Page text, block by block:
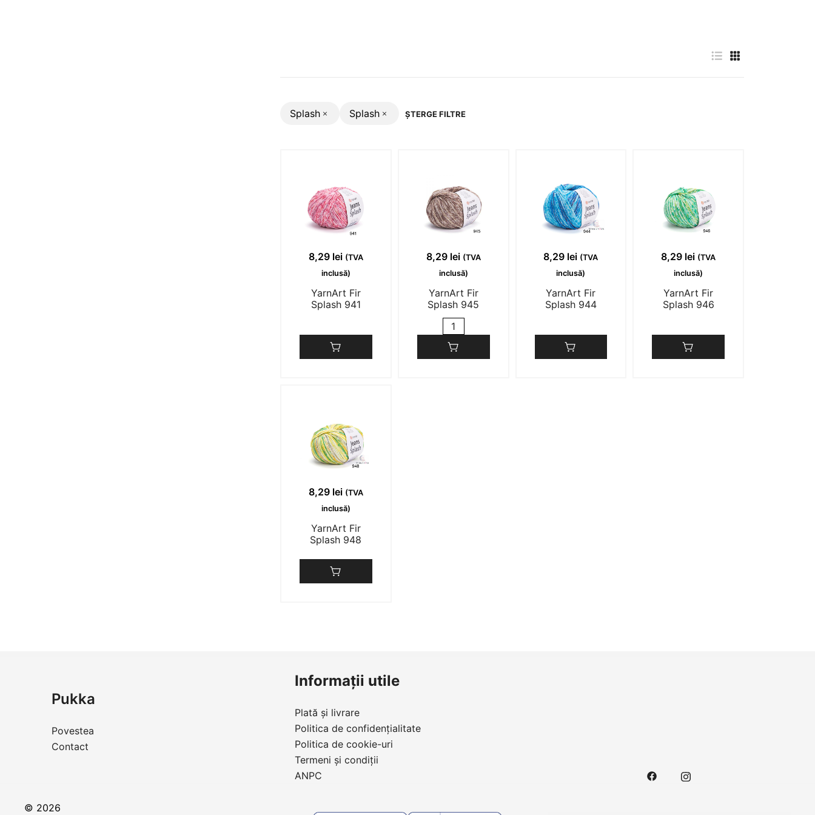
Splash Splash ȘTERGE FILTRE
8,29 lei (TVA
inclusă)
YarnArt Fir
Splash 941
8,29 lei (TVA
inclusă)
YarnArt Fir
Splash 945
Cantitate
YarnArt
Fir
8,29 lei (TVA
inclusă)
YarnArt Fir
Splash 944
8,29 lei (TVA
inclusă)
YarnArt Fir
Splash 946
8,29 lei (TVA
inclusă)
YarnArt Fir
Splash 948
Pukka
Povestea
Contact
Informații utile
Plată și livrare
Politica de confidențialitate
Politica de cookie-uri
Termeni și condiții
ANPC
© 2026